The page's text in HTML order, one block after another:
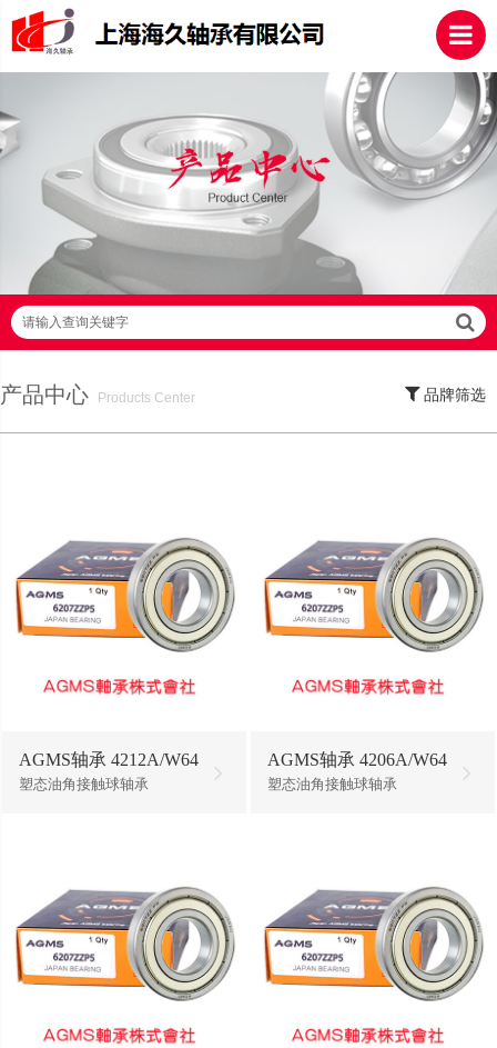
请输入查询关键字
产品中心
Products Center
品牌筛选
AGMS轴承 4212A/W64
塑态油角接触球轴承
AGMS轴承 4206A/W64
塑态油角接触球轴承